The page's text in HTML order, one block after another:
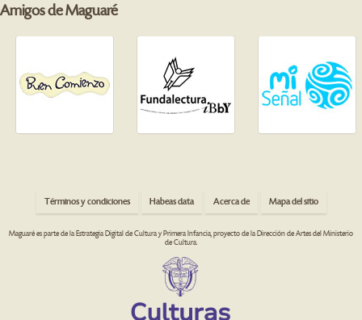
Amigos de Maguaré
Términos y condiciones Habeas data Acerca de Mapa del sitio
Maguaré es parte de la Estrategia Digital de Cultura y Primera Infancia, proyecto de la Dirección de Artes del Ministerio
de Cultura.